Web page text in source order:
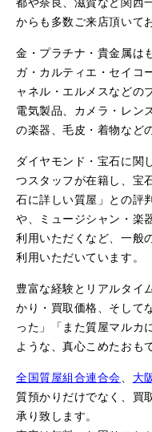
からも多数ご来店頂いて
金・プラチナ・貴金属は
ガ・カルティエ・セイコ
ャネル・エルメスなどの
電気製品、カメラ・レン
の楽器、毛皮・着物など
ダイヤモンド・宝石に関
つスタッフが在籍し、宝
石に詳しい質屋」との評
や、ミュージシャン・楽
利用いただくなど、一般
利用いただいています。
豊富な経験とリアルタイ
かり・買取価格、そして
った」「また質屋マルカ
ような、真心こめたおも
全国質屋組合連合会 大
質預かりだけでなく、買
承り致します。